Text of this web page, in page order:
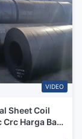
VIDEO
Sheet Coil
Crc Harga Baja